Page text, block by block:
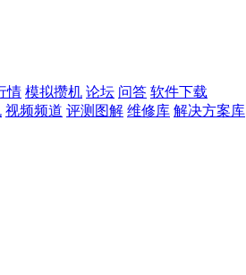
情 模拟攒机 论坛 问答 软件下载
视频频道 评测图解 维修库 解决方案库